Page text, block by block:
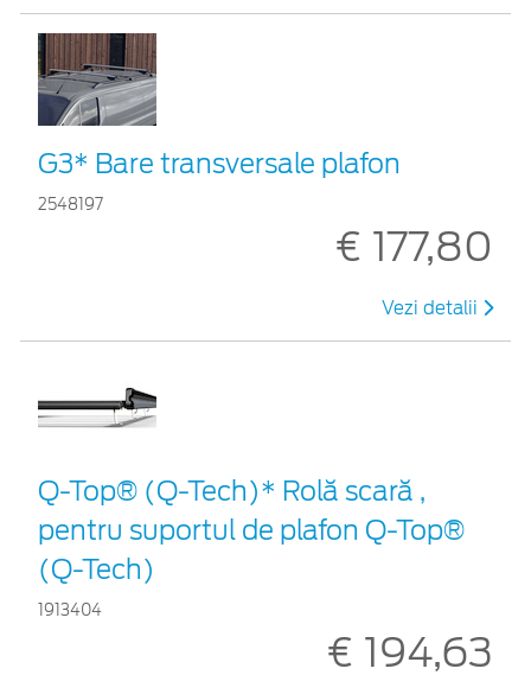
G3* Bare transversale plafon
2548197
€ 177,80
Vezi detalii
Q-Top® (Q-Tech)* Rolă scară ,
pentru suportul de plafon Q-Top®
(Q-Tech)
1913404
€ 194,63